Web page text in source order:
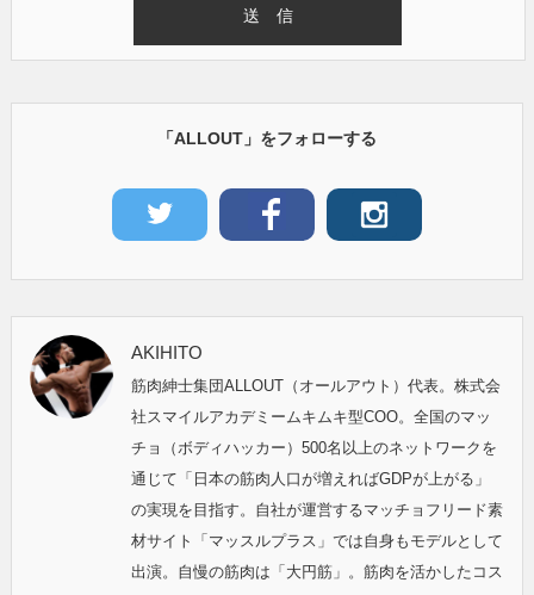
「ALLOUT」をフォローする
AKIHITO
筋肉紳士集団ALLOUT（オールアウト）代表。株式会
社スマイルアカデミームキムキ型COO。全国のマッ
チョ（ボディハッカー）500名以上のネットワークを
通じて「日本の筋肉人口が増えればGDPが上がる」
の実現を目指す。自社が運営するマッチョフリード素
材サイト「マッスルプラス」では自身もモデルとして
出演。自慢の筋肉は「大円筋」。筋肉を活かしたコス